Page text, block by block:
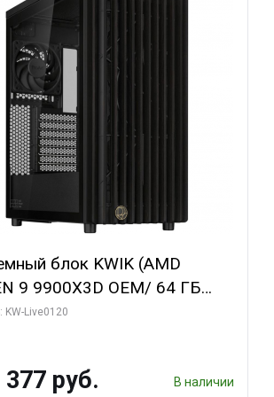
блок KWIK (AMD
9 9900X3D OEM/ 64 ГБ
RTX4090 24GB GDDR6X
KW-Live0120
377 руб. В наличии